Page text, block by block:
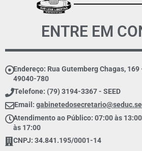
ENTRE EM
Endereço: Rua Gutemberg Chagas, 169
49040-780
Telefone: (79) 3194-3367 - SEED
Email:
Atendimento ao Público: 07:00 às
às 17:00
CNPJ: 34.841.195/0001-14